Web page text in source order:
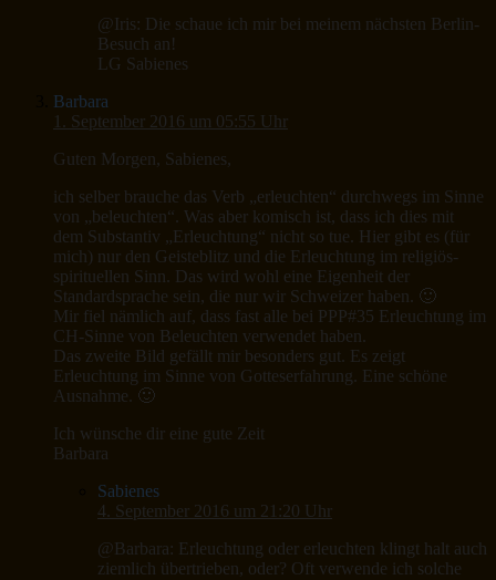
@Iris: Die schaue ich mir bei meinem nächsten Berlin-
Besuch an!
LG Sabienes
Barbara
1. September 2016 um 05:55 Uhr
Guten Morgen, Sabienes,
ich selber brauche das Verb „erleuchten“ durchwegs im Sinne
von „beleuchten“. Was aber komisch ist, dass ich dies mit
dem Substantiv „Erleuchtung“ nicht so tue. Hier gibt es (für
mich) nur den Geisteblitz und die Erleuchtung im religiös-
spirituellen Sinn. Das wird wohl eine Eigenheit der
Standardsprache sein, die nur wir Schweizer haben. 🙂
Mir fiel nämlich auf, dass fast alle bei PPP#35 Erleuchtung im
CH-Sinne von Beleuchten verwendet haben.
Das zweite Bild gefällt mir besonders gut. Es zeigt
Erleuchtung im Sinne von Gotteserfahrung. Eine schöne
Ausnahme. 🙂
Ich wünsche dir eine gute Zeit
Barbara
Sabienes
4. September 2016 um 21:20 Uhr
@Barbara: Erleuchtung oder erleuchten klingt halt auch
ziemlich übertrieben, oder? Oft verwende ich solche